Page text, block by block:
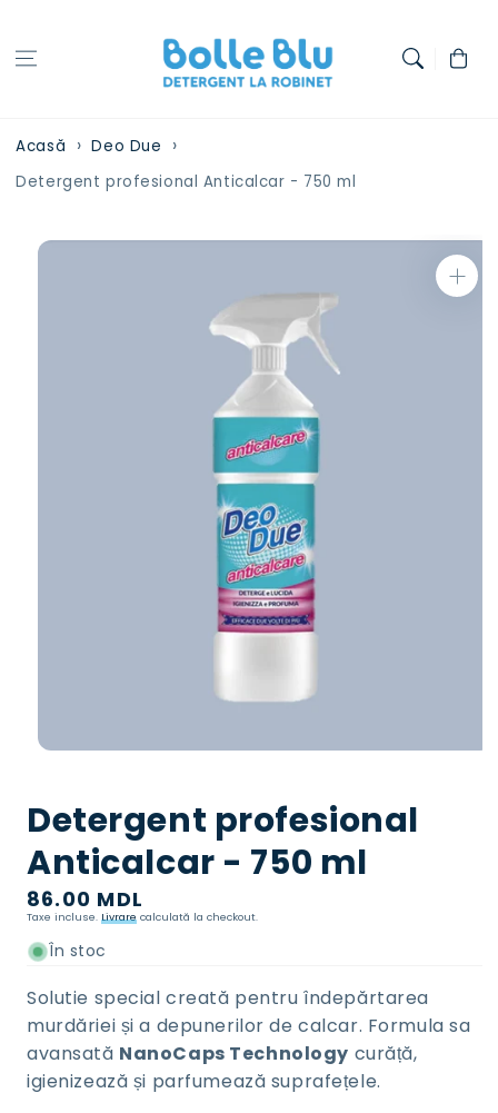
Coș
Acasă
Deo Due
Detergent profesional Anticalcar - 750 ml
informațiile
în
mod
Detergent profesional
Anticalcar - 750 ml
Preț
normal
86.00 MDL
Taxe incluse.Livrare calculată la checkout.
În stoc
Solutie special creată pentru îndepărtarea
murdăriei și a depunerilor de calcar. Formula sa
avansată NanoCaps Technology curăță,
igienizează și parfumează suprafețele.